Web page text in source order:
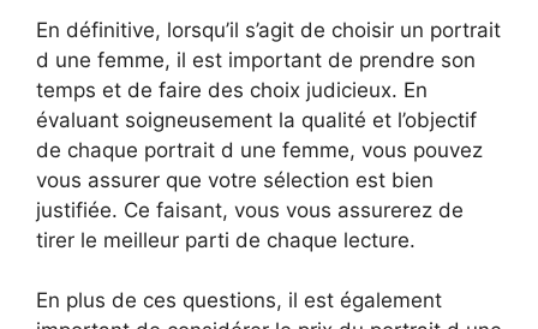
En définitive, lorsqu’il s’agit de choisir un portrait
d une femme, il est important de prendre son
temps et de faire des choix judicieux. En
évaluant soigneusement la qualité et l’objectif
de chaque portrait d une femme, vous pouvez
vous assurer que votre sélection est bien
justifiée. Ce faisant, vous vous assurerez de
tirer le meilleur parti de chaque lecture.
En plus de ces questions, il est également